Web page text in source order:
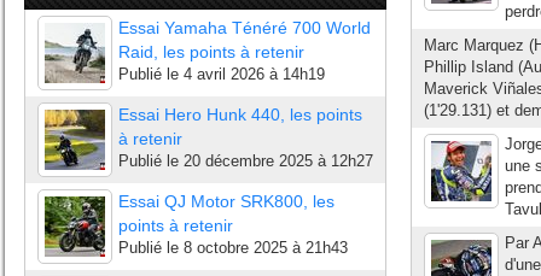
Essai Yamaha Ténéré 700 World
Raid, les points à retenir
Publié le 4 avril 2026 à 14h19
Essai Hero Hunk 440, les points
à retenir
Publié le 20 décembre 2025 à 12h27
Essai QJ Motor SRK800, les
points à retenir
Publié le 8 octobre 2025 à 21h43
Marc Marquez
Phillip Island
Maverick
(1'29.131) et
une
Par